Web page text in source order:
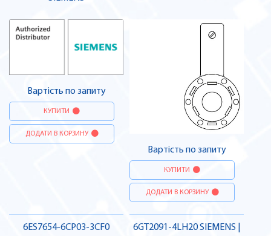
Вартість по запиту
КУПИТИ
ДОДАТИ В КОРЗИНУ
Вартість по запиту
КУПИТИ
ДОДАТИ В КОРЗИНУ
6ES7654-6CP03-3CF0
6GT2091-4LH20 SIEMENS |